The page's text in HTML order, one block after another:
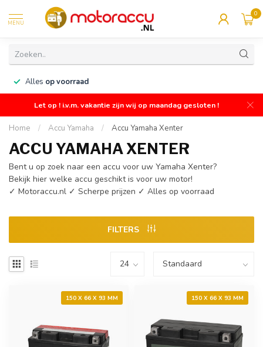
MENU
0
Alles op voorraad
Let op ! i.v.m. vakantie zijn wij op maandag gesloten !
Home / Accu Yamaha / Accu Yamaha Xenter
ACCU YAMAHA XENTER
Bent u op zoek naar een accu voor uw Yamaha Xenter?
Bekijk hier welke accu geschikt is voor uw motor!
✓ Motoraccu.nl ✓ Scherpe prijzen ✓ Alles op voorraad
FILTERS
150 X 66 X 93 MM 150 X 66 X 93 MM